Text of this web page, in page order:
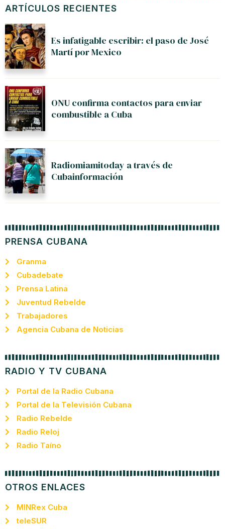
ARTÍCULOS RECIENTES
Es infatigable escribir: el paso de José
Martí por Mexico
ONU confirma contactos para enviar
combustible a Cuba
Radiomiamitoday a través de
Cubainformación
PRENSA CUBANA
Granma
Cubadebate
Prensa Latina
Juventud Rebelde
Trabajadores
Agencia Cubana de Noticias
RADIO Y TV CUBANA
Portal de la Radio Cubana
Portal de la Televisión Cubana
Radio Rebelde
Radio Reloj
Radio Taíno
OTROS ENLACES
MINRex Cuba
teleSUR